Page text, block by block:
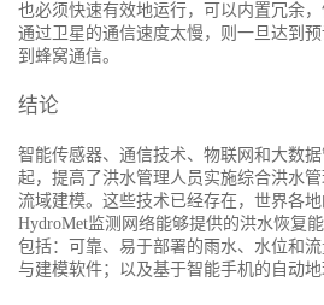
也必须快速有效地运行，可以内置冗余
通过卫星的通信速度太慢，则一旦达到
到蜂窝通信。
结论
智能传感器、通信技术、物联网和大数
起，提高了洪水管理人员实施综合洪水
流域建模。这些技术已经存在，世界各
HydroMet监测网络能够提供的洪水恢复
包括：可靠、易于部署的雨水、水位和
与建模软件；以及基于智能手机的自动地